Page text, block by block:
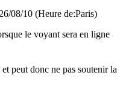
08/10 (Heure de:Paris)
le voyant sera en ligne
peut donc ne pas soutenir la